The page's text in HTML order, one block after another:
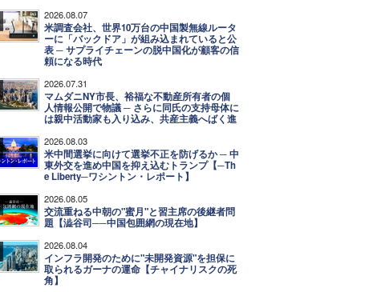
2026.08.07
米調査会社、世界10万台の中国製無線ルータ
ーに「バックドア」が組み込まれていると公
表 ─ サプライチェーンの脱中国化が顧客の信
頼になる時代
2026.07.31
マムダニNY市長、裕福な不動産所有者の個
人情報公開で物議 ─ さらに同氏の支持母体に
は親中活動家も入り込み、共産主義へばく進
2026.08.03
米中間選挙に向けて選挙不正を防げるか ─ 中
東外交を進め中国を抑え込むトランプ【─Th
e Liberty─ワシントン・レポート】
2026.08.05
交流重ねる中朝の"蜜月"と習主席の後継者問
題【澁谷司──中国包囲網の現在地】
2026.08.04
インフラ開発のために"未開発資源"を担保に
取られるガーナの運命【チャイナリスクの死
角】